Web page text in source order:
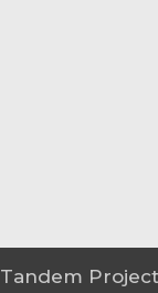
Tandem